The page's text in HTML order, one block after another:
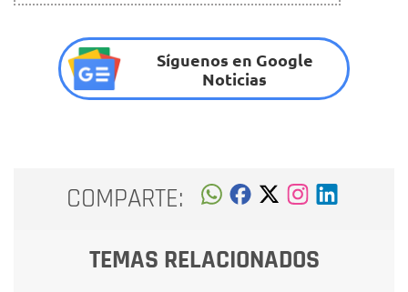
Síguenos en Google
Noticias
COMPARTE:
TEMAS RELACIONADOS